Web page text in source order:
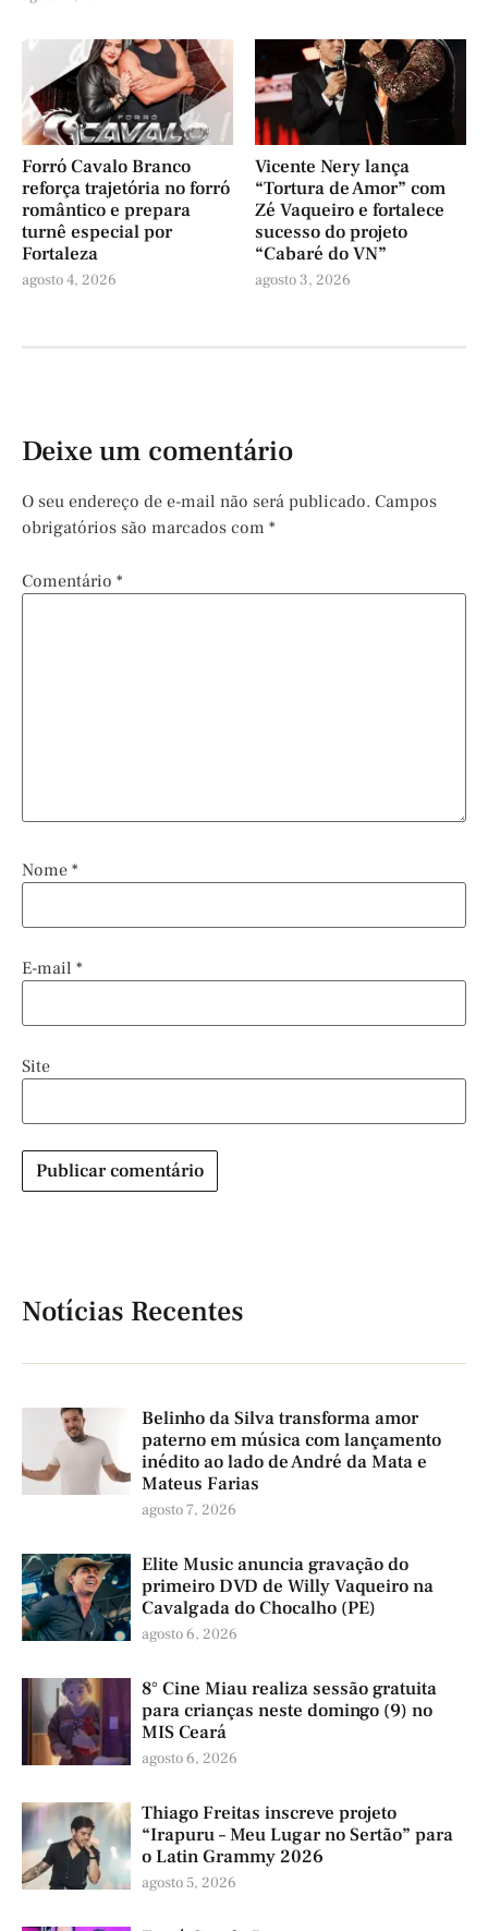
Forró Cavalo Branco
reforça trajetória no forró
romântico e prepara
turnê especial por
Fortaleza
agosto 4, 2026
Vicente Nery lança
“Tortura de Amor” com
Zé Vaqueiro e fortalece
sucesso do projeto
“Cabaré do VN”
agosto 3, 2026
Deixe um comentário
O seu endereço de e-mail não será publicado. Campos
obrigatórios são marcados com *
Comentário *
Nome *
E-mail *
Site
Notícias Recentes
Belinho da Silva transforma amor
paterno em música com lançamento
inédito ao lado de André da Mata e
Mateus Farias
agosto 7, 2026
Elite Music anuncia gravação do
primeiro DVD de Willy Vaqueiro na
Cavalgada do Chocalho (PE)
agosto 6, 2026
8° Cine Miau realiza sessão gratuita
para crianças neste domingo (9) no
MIS Ceará
agosto 6, 2026
Thiago Freitas inscreve projeto
“Irapuru – Meu Lugar no Sertão” para
o Latin Grammy 2026
agosto 5, 2026